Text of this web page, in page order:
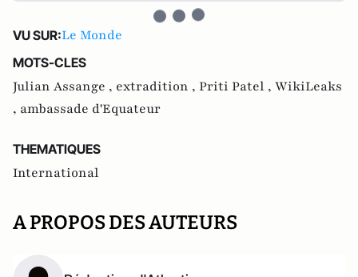
VU SUR:Le Monde
MOTS-CLES
Julian Assange , extradition , Priti Patel , WikiLeaks
, ambassade d'Equateur
THEMATIQUES
International
A PROPOS DES AUTEURS